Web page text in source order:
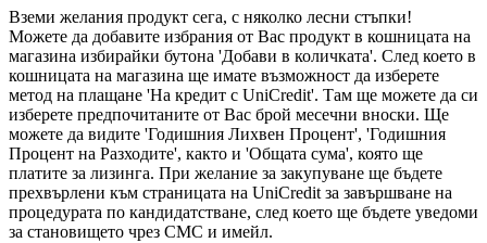
Вземи желания продукт сега, с няколко лесни стъпки!
Можете да добавите избрания от Вас продукт в кошницата на
магазина избирайки бутона 'Добави в количката'. След което в
кошницата на магазина ще имате възможност да изберете
метод на плащане 'На кредит с UniCredit'. Там ще можете да си
изберете предпочитаните от Вас брой месечни вноски. Ще
можете да видите 'Годишния Лихвен Процент', 'Годишния
Процент на Разходите', както и 'Общата сума', която ще
платите за лизинга. При желание за закупуване ще бъдете
прехвърлени към страницата на UniCredit за завършване на
процедурата по кандидатстване, след което ще бъдете уведоми
за становището чрез СМС и имейл.